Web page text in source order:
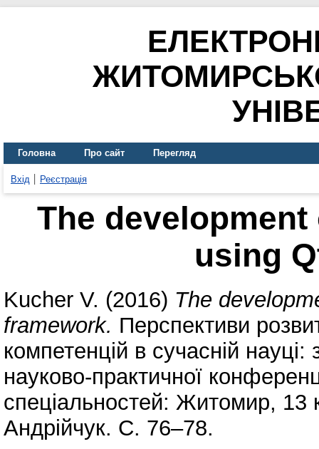
Головна Про сайт Перегляд
Вхід Реєстрація
The
using
Kucher V. (2016) The
framework. Перспективи
компетенцій в сучасній науці:
науково-практичної
спеціальностей: Житомир, 13
Андрійчук. С. 76–78.